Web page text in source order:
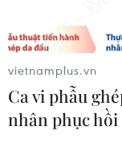
Ngành Hải
thể chế và hiện
quản lý
05/08/2026 12:35
Ngân hàng
vietnamplus.vn
Ca vi phẫu
nhân phục hồi